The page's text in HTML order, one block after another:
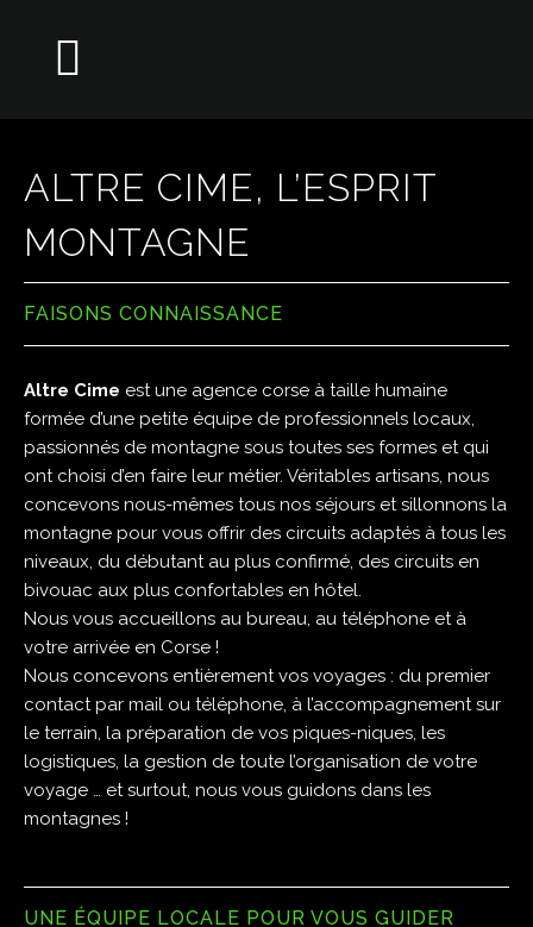
ALTRE CIME, L’ESPRIT
MONTAGNE
FAISONS CONNAISSANCE
Altre Cime est une agence corse à taille humaine
formée d’une petite équipe de professionnels locaux,
passionnés de montagne sous toutes ses formes et qui
ont choisi d’en faire leur métier. Véritables artisans, nous
concevons nous-mêmes tous nos séjours et sillonnons la
montagne pour vous offrir des circuits adaptés à tous les
niveaux, du débutant au plus confirmé, des circuits en
bivouac aux plus confortables en hôtel.
Nous vous accueillons au bureau, au téléphone et à
votre arrivée en Corse !
Nous concevons entièrement vos voyages : du premier
contact par mail ou téléphone, à l’accompagnement sur
le terrain, la préparation de vos piques-niques, les
logistiques, la gestion de toute l’organisation de votre
voyage … et surtout, nous vous guidons dans les
montagnes !
UNE ÉQUIPE LOCALE POUR VOUS GUIDER